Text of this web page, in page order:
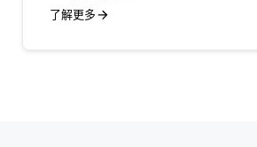
了解更多